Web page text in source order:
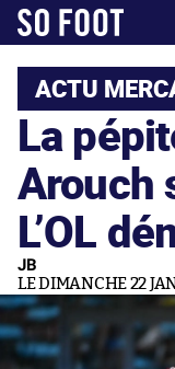
ACTU
La
Arouch
L’OL
JB
LE DIMANCHE 22